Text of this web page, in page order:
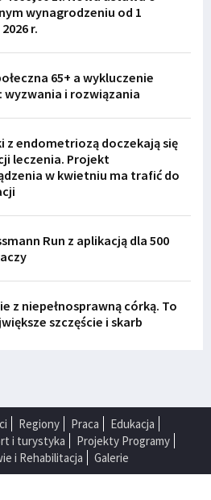
wynagrodzeniu od 1
r.
65+ a wykluczenie
wyzwania i rozwiązania
z endometriozą doczekają się
leczenia. Projekt
w kwietniu ma trafić do
Run z aplikacją dla 500
z niepełnosprawną córką. To
szczęście i skarb
Regiony Praca
Edukacja
i turystyka
Projekty Programy
i Rehabilitacja
Galerie